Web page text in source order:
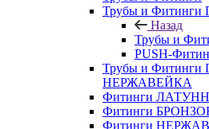
Трубы и
Назад
Трубы и
PUSH-
Трубы и
НЕРЖАВЕЙКА
Фитинги
Фитинги
Фитинги